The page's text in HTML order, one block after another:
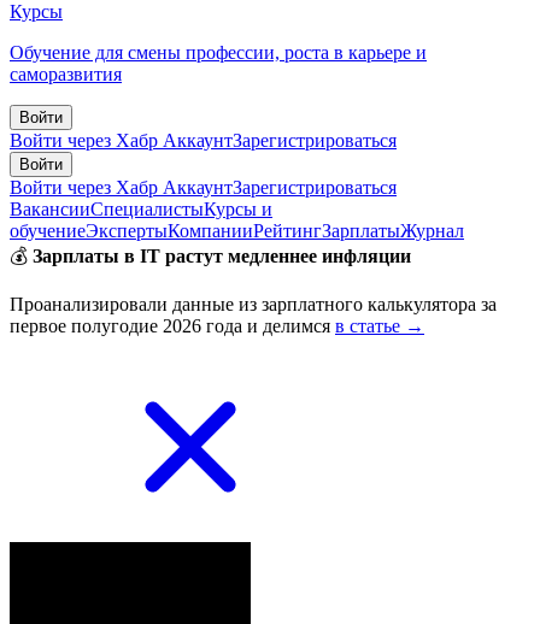
Курсы
Обучение для смены профессии, роста в карьере и
саморазвития
Войти
Войти через Хабр АккаунтЗарегистрироваться
Войти
Войти через Хабр АккаунтЗарегистрироваться
ВакансииСпециалистыКурсы и
обучениеЭкспертыКомпанииРейтингЗарплатыЖурнал
💰 Зарплаты в IT растут медленнее инфляции
Проанализировали данные из зарплатного калькулятора за
первое полугодие 2026 года и делимся в статье →